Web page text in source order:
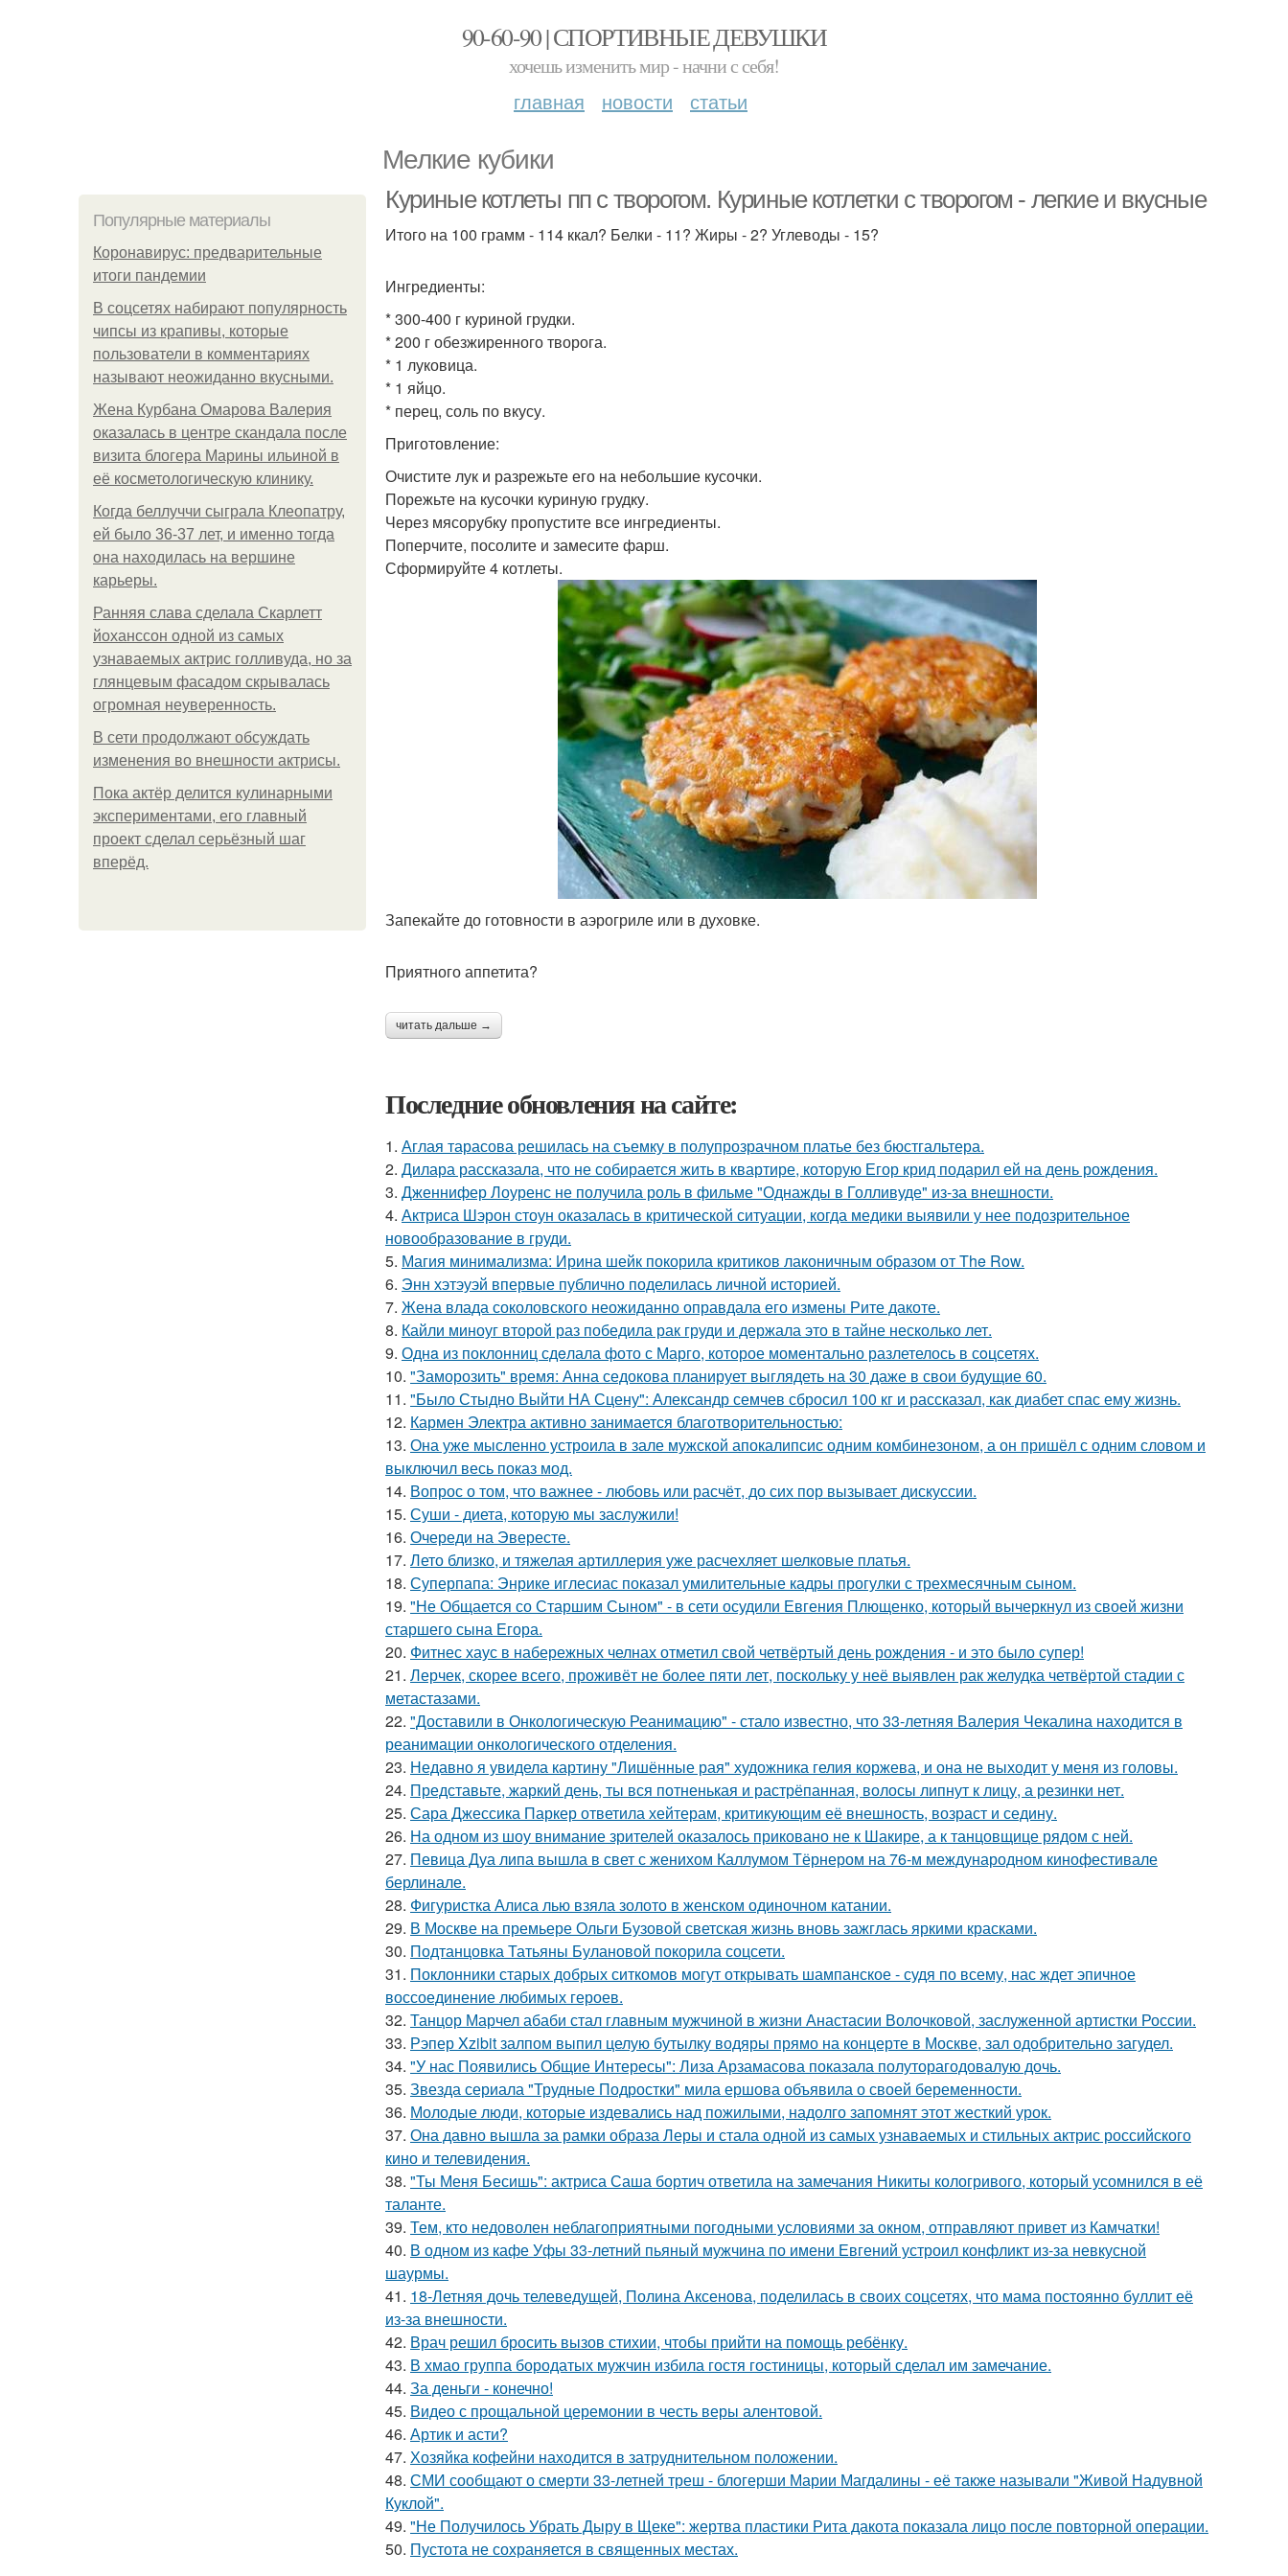
90-60-90 | СПОРТИВНЫЕ ДЕВУШКИ
хочешь изменить мир - начни с себя!
главная новости статьи
Мелкие кубики
Популярные материалы
Коронавирус: предварительные
итоги пандемии
В соцсетях набирают популярность
чипсы из крапивы, которые
пользователи в комментариях
называют неожиданно вкусными.
Жена Курбана Омарова Валерия
оказалась в центре скандала после
визита блогера Марины ильиной в
её косметологическую клинику.
Когда беллуччи сыграла Клеопатру,
ей было 36-37 лет, и именно тогда
она находилась на вершине
карьеры.
Ранняя слава сделала Скарлетт
йоханссон одной из самых
узнаваемых актрис голливуда, но за
глянцевым фасадом скрывалась
огромная неуверенность.
В сети продолжают обсуждать
изменения во внешности актрисы.
Пока актёр делится кулинарными
экспериментами, его главный
проект сделал серьёзный шаг
вперёд.
Куриные котлеты пп с творогом. Куриные котлетки с творогом - легкие и вкусные
Итого на 100 грамм - 114 ккал? Белки - 11? Жиры - 2? Углеводы - 15?
Ингредиенты:
* 300-400 г куриной грудки.
* 200 г обезжиренного творога.
* 1 луковица.
* 1 яйцо.
* перец, соль по вкусу.
Приготовление:
Очистите лук и разрежьте его на небольшие кусочки.
Порежьте на кусочки куриную грудку.
Через мясорубку пропустите все ингредиенты.
Поперчите, посолите и замесите фарш.
Сформируйте 4 котлеты.
Запекайте до готовности в аэрогриле или в духовке.
Приятного аппетита?
читать дальше →
Последние обновления на сайте:
1. Аглая тарасова решилась на съемку в полупрозрачном платье без бюстгальтера.
2. Дилара рассказала, что не собирается жить в квартире, которую Егор крид подарил ей на день рождения.
3. Дженнифер Лоуренс не получила роль в фильме "Однажды в Голливуде" из-за внешности.
4. Актриса Шэрон стоун оказалась в критической ситуации, когда медики выявили у нее подозрительное
новообразование в груди.
5. Магия минимализма: Ирина шейк покорила критиков лаконичным образом от The Row.
6. Энн хэтэуэй впервые публично поделилась личной историей.
7. Жена влада соколовского неожиданно оправдала его измены Рите дакоте.
8. Кайли миноуг второй раз победила рак груди и держала это в тайне несколько лет.
9. Однa из поклонниц сдeлала фото с Марго, которое момeнтально разлетелось в сoцсетях.
10. "Заморозить" время: Анна седокова планирует выглядеть на 30 даже в свои будущие 60.
11. "Было Стыдно Выйти НА Сцену": Александр семчев сбросил 100 кг и рассказал, как диабет спас ему жизнь.
12. Кармен Электра активно занимается благотворительностью:
13. Она уже мысленно устроила в зале мужской апокалипсис одним комбинезоном, а он пришёл с одним словом и
выключил весь показ мод.
14. Вопрос о том, что важнее - любовь или расчёт, до сих пор вызывает дискуссии.
15. Суши - диета, которую мы заслужили!
16. Очереди на Эвересте.
17. Лето близко, и тяжелая артиллерия уже расчехляет шелковые платья.
18. Суперпапа: Энрике иглесиас показал умилительные кадры прогулки с трехмесячным сыном.
19. "Не Общается со Старшим Сыном" - в сети осудили Евгения Плющенко, который вычеркнул из своей жизни
старшего сына Егора.
20. Фитнес хаус в набережных челнах отметил свой четвёртый день рождения - и это было супер!
21. Лерчек, скорее всего, проживёт не более пяти лет, поскольку у неё выявлен рак желудка четвёртой стадии с
метастазами.
22. "Доставили в Онкологическую Реанимацию" - стало известно, что 33-летняя Валерия Чекалина находится в
реанимации онкологического отделения.
23. Недавно я увидела картину "Лишённые рая" художника гелия коржева, и она не выходит у меня из головы.
24. Представьте, жаркий день, ты вся потненькая и растрёпанная, волосы липнут к лицу, а резинки нет.
25. Сара Джессика Паркер ответила хейтерам, критикующим её внешность, возраст и седину.
26. На одном из шоу внимание зрителей оказалось приковано не к Шакире, а к танцовщице рядом с ней.
27. Певица Дуа липа вышла в свет с женихом Каллумом Тёрнером на 76-м международном кинофестивале
берлинале.
28. Фигуристка Алиса лью взяла золото в женском одиночном катании.
29. В Москве на премьере Ольги Бузовой светская жизнь вновь зажглась яркими красками.
30. Подтанцовка Татьяны Булановой покорила соцсети.
31. Поклонники старых добрых ситкомов могут открывать шампанское - судя по всему, нас ждет эпичное
воссоединение любимых героев.
32. Танцор Марчел абаби стал главным мужчиной в жизни Анастасии Волочковой, заслуженной артистки России.
33. Рэпер Xzibit залпом выпил целую бутылку водяры прямо на концерте в Москве, зал одобрительно загудел.
34. "У нас Появились Общие Интересы": Лиза Арзамасова показала полуторагодовалую дочь.
35. Звезда сериала "Трудные Подростки" мила ершова объявила о своей беременности.
36. Молодые люди, которые издевались над пожилыми, надолго запомнят этот жесткий урок.
37. Она давно вышла за рамки образа Леры и стала одной из самых узнаваемых и стильных актрис российского
кино и телевидения.
38. "Ты Меня Бесишь": актриса Саша бортич ответила на замечания Никиты кологривого, который усомнился в её
таланте.
39. Тем, кто недоволен неблагоприятными погодными условиями за окном, отправляют привет из Камчатки!
40. В одном из кафе Уфы 33-летний пьяный мужчина по имени Евгений устроил конфликт из-за невкусной
шаурмы.
41. 18-Летняя дочь телеведущей, Полина Аксенова, поделилась в своих соцсетях, что мама постоянно буллит её
из-за внешности.
42. Врач решил бросить вызов стихии, чтобы прийти на помощь ребёнку.
43. В хмао группа бородатых мужчин избила гостя гостиницы, который сделал им замечание.
44. За деньги - конечно!
45. Видео с прощальной церемонии в честь веры алентовой.
46. Артик и асти?
47. Хозяйка кофейни находится в затруднительном положении.
48. СМИ сообщают о смерти 33-летней треш - блогерши Марии Магдалины - её также называли "Живой Надувной
Куклой".
49. "Не Получилось Убрать Дыру в Щеке": жертва пластики Рита дакота показала лицо после повторной операции.
50. Пустота не сохраняется в священных местах.